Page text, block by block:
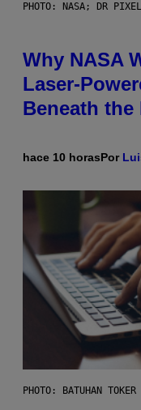
PHOTO: NASA; DR
Why NASA
Laser-
Beneath the
hace 10 horasPor
PHOTO: BATUHAN